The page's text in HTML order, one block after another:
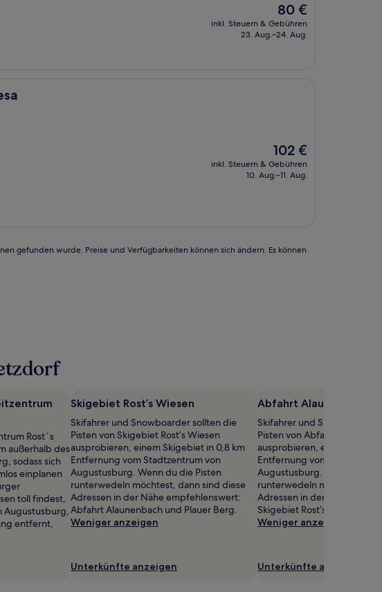
Der
Preis
beträgt
80 €
inkl. Steuern & Gebühren
23. Aug.–24. Aug.
Der
Preis
beträgt
102 €
inkl. Steuern & Gebühren
10. Aug.–11. Aug.
gefunden wurde. Preise und Verfügbarkeiten können sich ändern. Es können
Rost´s
außerhalb des
sodass sich
einplanen
toll findest,
Augustusburg,
entfernt,
Skigebiet Rost’s Wiesen
Skifahrer und Snowboarder sollten die
Pisten von Skigebiet Rost’s Wiesen
ausprobieren, einem Skigebiet in 0,8 km
Entfernung vom Stadtzentrum von
Augustusburg. Wenn du die Pisten
runterwedeln möchtest, dann sind diese
Adressen in der Nähe empfehlenswert:
Abfahrt Alaunenbach und Plauer Berg.
Weniger anzeigen
Unterkünfte anzeigen
Abfahrt Alaunenbach
Skifahrer und Snowboarder
Pisten von Abfahrt
ausprobieren, einem
Entfernung vom
Augustusburg. Wenn du die
runterwedeln möchtest,
Adressen in der Nähe
Skigebiet Rost’s Wiesen
Weniger anzeigen
Unterkünfte anzeigen